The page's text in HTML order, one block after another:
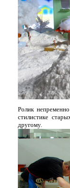
Ролик
стилистике
другому.